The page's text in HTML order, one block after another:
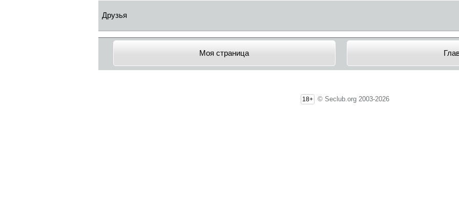
Друзья
Моя страница
18+ © Seclub.org 2003-2026